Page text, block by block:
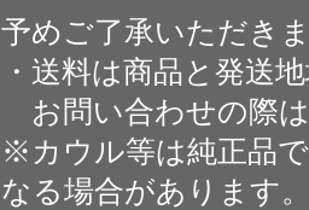
予めご了承いただき
・送料は商品と発送
お問い合わせの際
※カウル等は純正品
なる場合があります